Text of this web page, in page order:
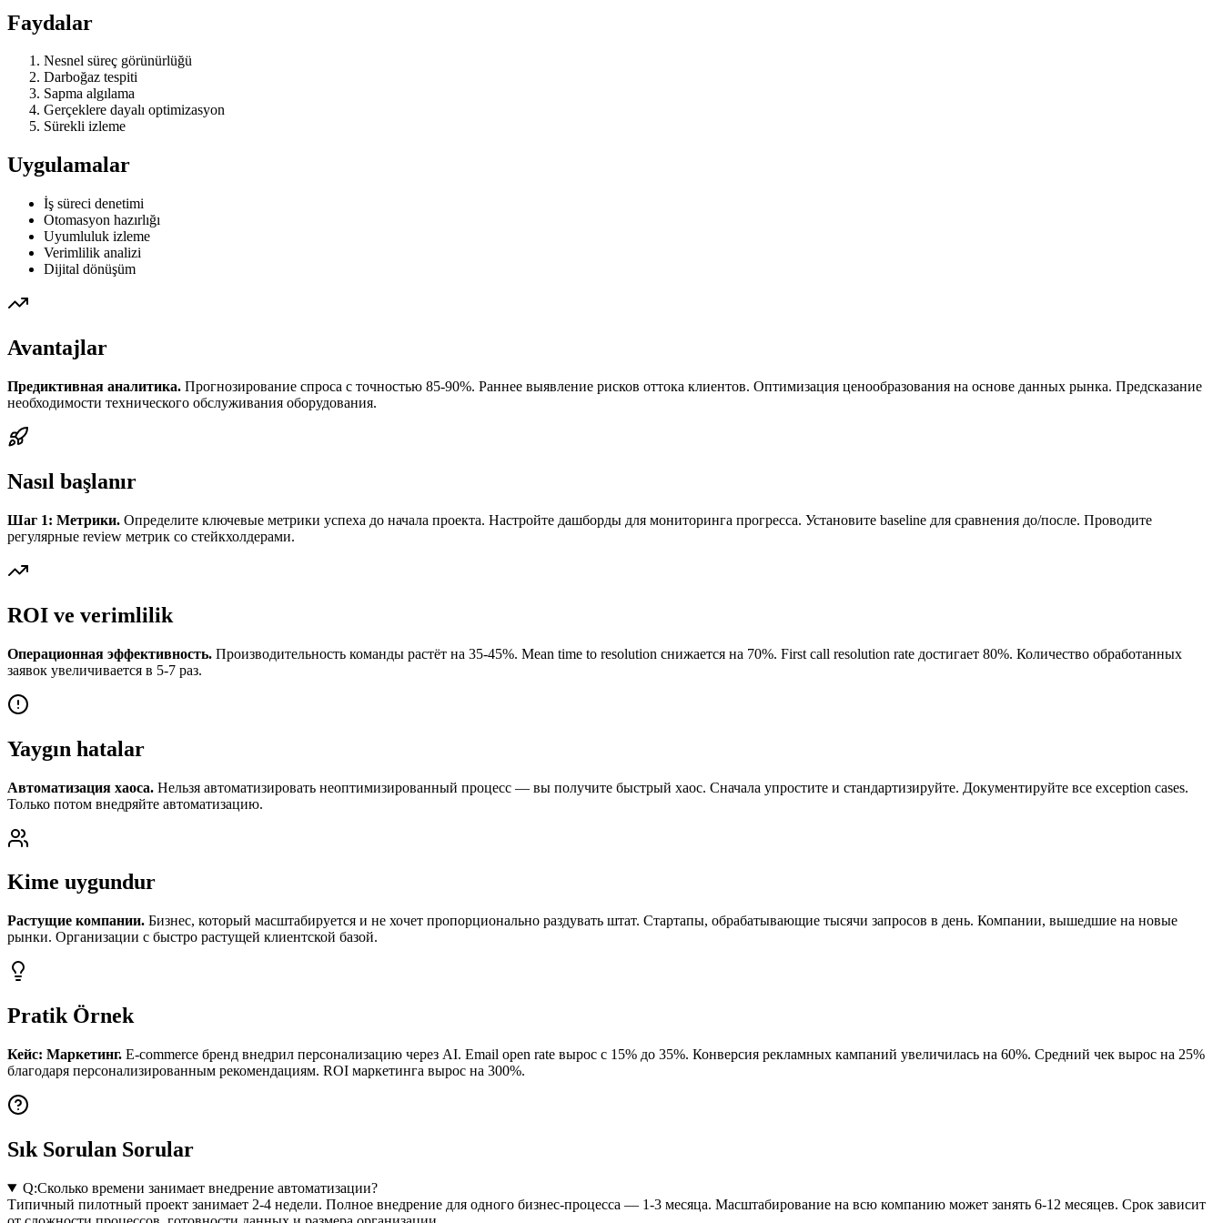
Faydalar
Nesnel süreç görünürlüğü
Darboğaz tespiti
Sapma algılama
Gerçeklere dayalı optimizasyon
Sürekli izleme
Uygulamalar
İş süreci denetimi
Otomasyon hazırlığı
Uyumluluk izleme
Verimlilik analizi
Dijital dönüşüm
Avantajlar
Предиктивная аналитика. Прогнозирование спроса с точностью 85-90%. Раннее выявление рисков оттока клиентов. Оптимизация ценообразования на основе данных рынка. Предсказание
необходимости технического обслуживания оборудования.
Nasıl başlanır
Шаг 1: Метрики. Определите ключевые метрики успеха до начала проекта. Настройте дашборды для мониторинга прогресса. Установите baseline для сравнения до/после. Проводите
регулярные review метрик со стейкхолдерами.
ROI ve verimlilik
Операционная эффективность. Производительность команды растёт на 35-45%. Mean time to resolution снижается на 70%. First call resolution rate достигает 80%. Количество обработанных
заявок увеличивается в 5-7 раз.
Yaygın hatalar
Автоматизация хаоса. Нельзя автоматизировать неоптимизированный процесс — вы получите быстрый хаос. Сначала упростите и стандартизируйте. Документируйте все exception cases.
Только потом внедряйте автоматизацию.
Kime uygundur
Растущие компании. Бизнес, который масштабируется и не хочет пропорционально раздувать штат. Стартапы, обрабатывающие тысячи запросов в день. Компании, вышедшие на новые
рынки. Организации с быстро растущей клиентской базой.
Pratik Örnek
Кейс: Маркетинг. E-commerce бренд внедрил персонализацию через AI. Email open rate вырос с 15% до 35%. Конверсия рекламных кампаний увеличилась на 60%. Средний чек вырос на 25%
благодаря персонализированным рекомендациям. ROI маркетинга вырос на 300%.
Sık Sorulan Sorular
Q:Сколько времени занимает внедрение автоматизации?
Типичный пилотный проект занимает 2-4 недели. Полное внедрение для одного бизнес-процесса — 1-3 месяца. Масштабирование на всю компанию может занять 6-12 месяцев. Срок зависит